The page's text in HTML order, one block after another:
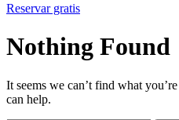
Reservar gratis
Nothing Found
It seems we can’t find what
can help.